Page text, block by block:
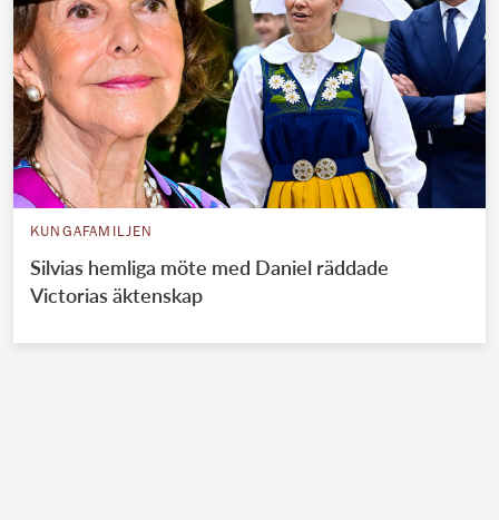
KUNGAFAMILJEN
Silvias hemliga möte med Daniel räddade
Victorias äktenskap